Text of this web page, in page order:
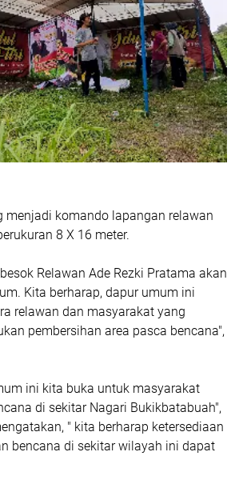
menjadi komando lapangan relawan
8 X 16 meter.
Relawan Ade Rezki Pratama akan
Kita berharap, dapur umum ini
relawan dan masyarakat yang
pembersihan area pasca bencana",
ini kita buka untuk masyarakat
di sekitar Nagari Bukikbatabuah",
" kita berharap ketersediaan
bencana di sekitar wilayah ini dapat